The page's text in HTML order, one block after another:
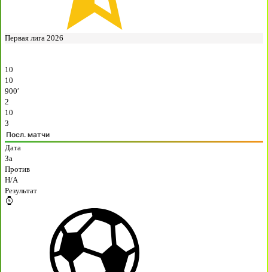
Первая лига 2026
10
10
900′
2
10
3
Посл. матчи
Дата
За
Против
H/A
Результат